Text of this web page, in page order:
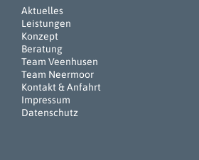
Aktuelles
Leistungen
Konzept
Beratung
Team Veenhusen
Team Neermoor
Kontakt & Anfahrt
Impressum
Datenschutz